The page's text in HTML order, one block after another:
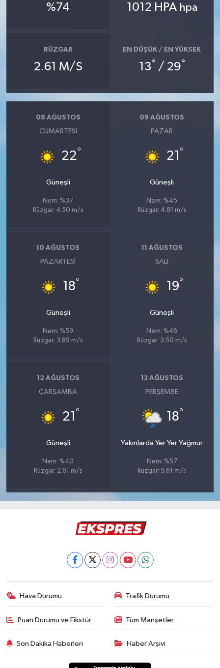
%74 1012 HPA hpa
RÜZGAR
2.61 M/S
EN DÜŞÜK / EN YÜKSEK
13° / 29°
08 AĞUSTOS
CUMARTESI
22°
Güneşli
Nem: %37
Rüzgar: 4.50 m/s
09 AĞUSTOS
PAZAR
21 °
Güneşli
Nem: %45
Rüzgar: 4.81 m/s
10 AĞUSTOS
PAZARTESI
18°
Güneşli
Nem: %59
Rüzgar: 3.89 m/s
11 AĞUSTOS
SALI
19°
Güneşli
Nem: %46
Rüzgar: 3.50 m/s
12 AĞUSTOS
ÇARŞAMBA
21 °
Güneşli
Nem: %40
Rüzgar: 2.61 m/s
13 AĞUSTOS
PERŞEMBE
18°
Yakınlarda Yer Yer Yağmur
Nem: %57
Rüzgar: 5.61 m/s
Hava Durumu Trafik Durumu
Puan Durumu ve Fikstür Tüm Manşetler
Son Dakika Haberleri Haber Arşivi
Hisarcık
Magazin
Otomobil
Pazarlar
Politika
Rüya Tabirleri
Sağlık
Simav
Spor
Yemek Tarifleri